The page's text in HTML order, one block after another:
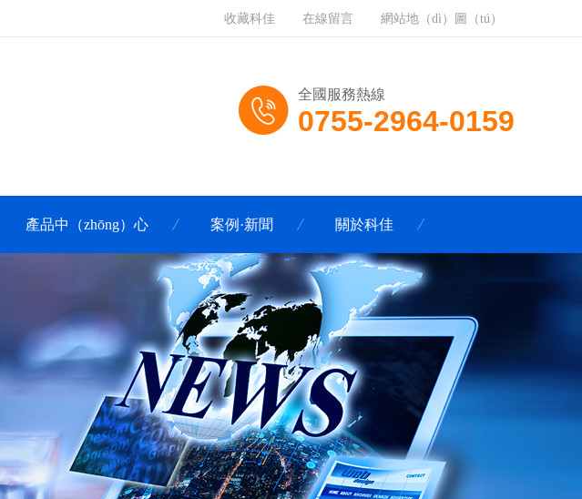
收藏科佳 在線留言 網站地（dì）圖（tú）
全國服務熱線
0755-2964-0159
產品中（zhōng）心 案例·新聞 關於科佳